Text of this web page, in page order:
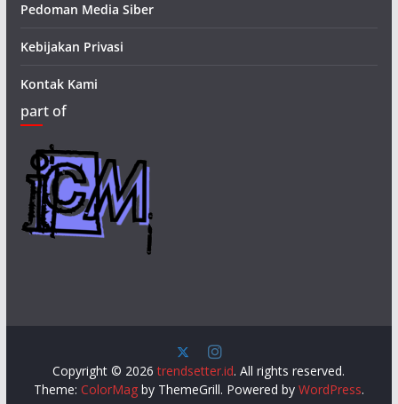
Pedoman Media Siber
Kebijakan Privasi
Kontak Kami
part of
Copyright © 2026trendsetter.id. All rights reserved.
Theme: ColorMagby ThemeGrill. Powered by WordPress.